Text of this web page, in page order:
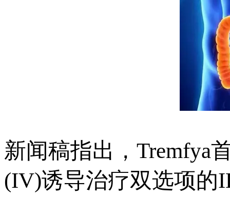
新闻稿指出，Tremfya
(IV)诱导治疗双选项的